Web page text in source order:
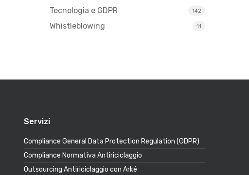
Tecnologia e GDPR 142
Whistleblowing 11
Servizi
Compliance General Data Protection Regulation (GDPR)
Compliance Normativa Antiriciclaggio
Outsourcing Antiriciclaggio con Arké